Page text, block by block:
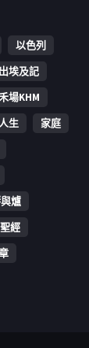
以色列
出埃及記
場KHM
生
家庭
爐
聖經